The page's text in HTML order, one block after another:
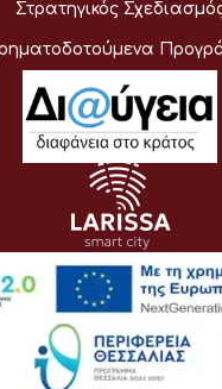
Στρατηγικός